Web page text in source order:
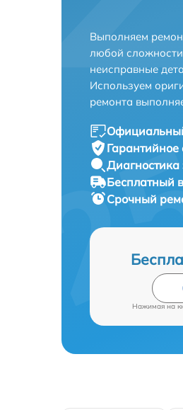
Выполняем
любой
неисправные
Используем
ремонта
Диагностика
Бесплатный
Срочный
Нажимая на